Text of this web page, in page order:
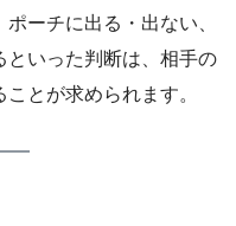
ーチに出る・出ない、
といった判断は、相手の
とが求められます。